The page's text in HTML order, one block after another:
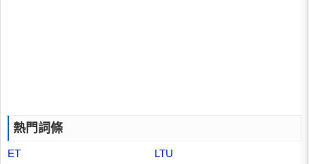
熱門詞條
ET
LTU